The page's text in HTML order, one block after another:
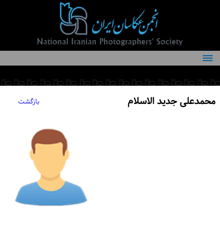
درباره انجمن
کمیته‌های انجمن
اعضاء انجمن
محمدعلی جدید الاسلام بازگشت